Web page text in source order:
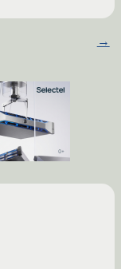
→